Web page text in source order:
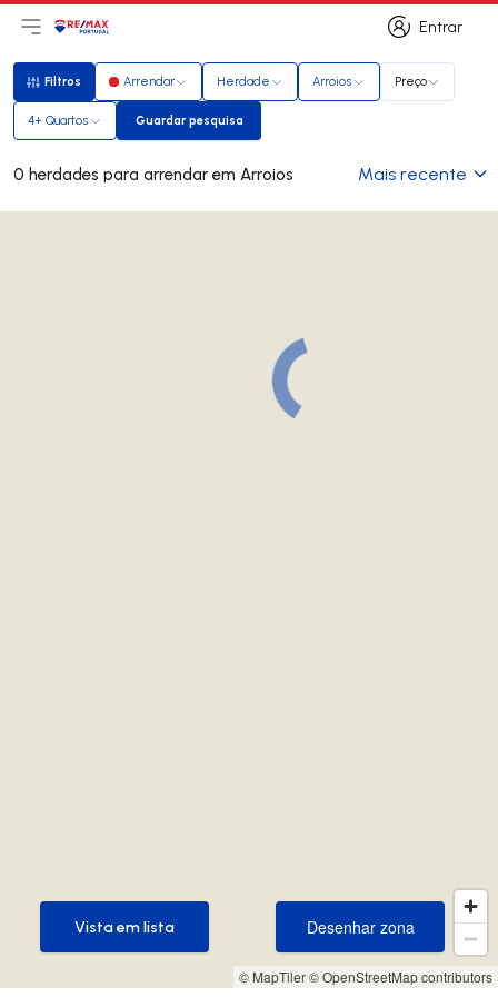
Entrar
Entrar
Abri menu principal
LogoIr para página inicial
Filtros
Filtros Arrendar Herdade Arroios Preço
4+ Quartos Guardar pesquisa
Guardar pesquisa
0 herdades para arrendar em Arroios Mais recente
© MapTiler© OpenStreetMap contributors
Desenhar zona
Desenhar zona
Vista em lista
Vista em lista